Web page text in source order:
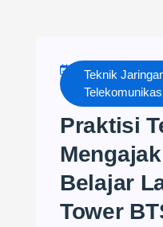
Teknik
OCTOBER 23,
NESADO
NO
Praktisi
Belajar
Tower